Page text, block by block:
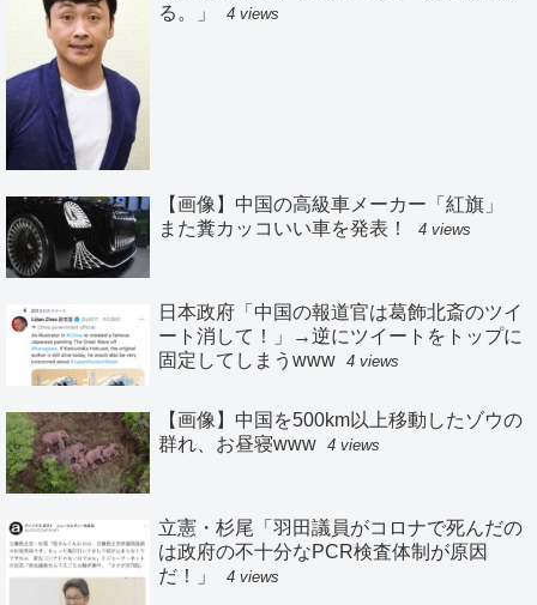
る。」
4 views
【画像】中国の高級車メーカー「紅旗」
また糞カッコいい車を発表！
4 views
日本政府「中国の報道官は葛飾北斎のツイ
ート消して！」→逆にツイートをトップに
固定してしまうwww 4 views
【画像】中国を500km以上移動したゾウの
群れ、お昼寝www 4 views
立憲・杉尾「羽田議員がコロナで死んだの
は政府の不十分なPCR検査体制が原因
だ！」
4 views